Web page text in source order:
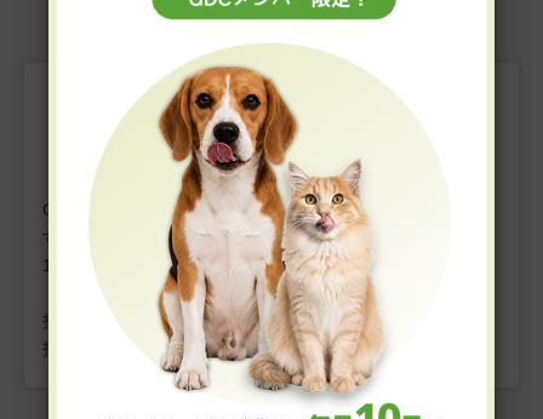
レビューを書く
GREEN DOG & CATではお客様の声を募集しておりま
す。
1件の投稿につき、GDCポイントを10ポイントプレゼン
投稿にはお客様登録が必要です。ぜひマイページからご
投稿ください。